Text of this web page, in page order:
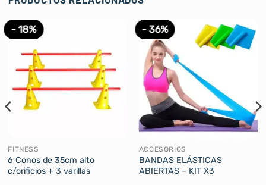
- 18%
FITNESS
6 Conos de 35cm alto
c/orificios + 3 varillas
- 36%
ACCESORIOS
BANDAS ELÁSTICAS
ABIERTAS – KIT X3